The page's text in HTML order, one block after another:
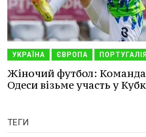
УКРАЇНА ЄВРОПА ПОРТУГАЛІЯ
Жіночий футбол: Команда
Одеси візьме участь у
ТЕГИ